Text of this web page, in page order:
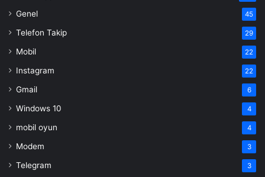
Genel 45
Telefon Takip 29
Mobil 22
Instagram 22
Gmail 6
Windows 10 4
mobil oyun 4
Modem 3
Telegram 3